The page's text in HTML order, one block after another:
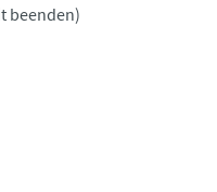
beenden)